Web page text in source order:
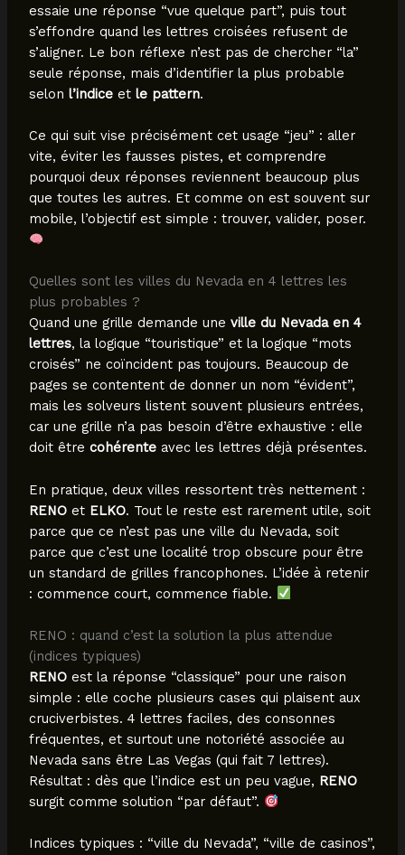
essaie une réponse “vue quelque part”, puis tout
s’effondre quand les lettres croisées refusent de
s’aligner. Le bon réflexe n’est pas de chercher “la”
seule réponse, mais d’identifier la plus probable
selon l’indiceet le pattern.
Ce qui suit vise précisément cet usage “jeu” : aller
vite, éviter les fausses pistes, et comprendre
pourquoi deux réponses reviennent beaucoup plus
que toutes les autres. Et comme on est souvent sur
mobile, l’objectif est simple : trouver, valider, poser.
Quelles sont les villes du Nevada en 4 lettres les
plus probables ?
Quand une grille demande une ville du Nevada en 4
lettres, la logique “touristique” et la logique “mots
croisés” ne coïncident pas toujours. Beaucoup de
pages se contentent de donner un nom “évident”,
mais les solveurs listent souvent plusieurs entrées,
car une grille n’a pas besoin d’être exhaustive : elle
doit être cohérenteavec les lettres déjà présentes.
En pratique, deux villes ressortent très nettement :
RENOet ELKO. Tout le reste est rarement utile, soit
parce que ce n’est pas une ville du Nevada, soit
parce que c’est une localité trop obscure pour être
un standard de grilles francophones. L’idée à retenir
: commence court, commence fiable.
RENO : quand c’est la solution la plus attendue
(indices typiques)
RENOest la réponse “classique” pour une raison
simple : elle coche plusieurs cases qui plaisent aux
cruciverbistes. 4 lettres faciles, des consonnes
fréquentes, et surtout une notoriété associée au
Nevada sans être Las Vegas (qui fait 7 lettres).
Résultat : dès que l’indice est un peu vague, RENO
surgit comme solution “par défaut”.
Indices typiques : “ville du Nevada”, “ville de casinos”,